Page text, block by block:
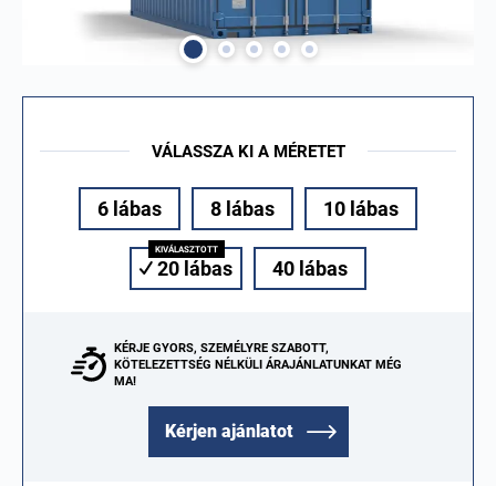
VÁLASSZA KI A MÉRETET
6 lábas 8 lábas 10 lábas
20 lábas 40 lábas
Kérjen ajánlatot
KÉRJE GYORS, SZEMÉLYRE SZABOTT,
KÖTELEZETTSÉG NÉLKÜLI ÁRAJÁNLATUNKAT MÉG
MA!